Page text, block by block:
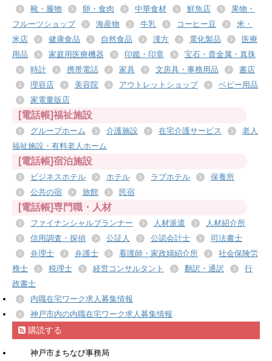
靴・履物
卵・食肉 中華食材 鮮魚店
果物・
フルーツショップ
海産物 牛乳 コーヒー豆
米・
米店
健康食品 自然食品 漢方 電化製品
医療
用品
家庭用医療機器 印鑑・印章
宝石・貴金属・真珠
時計
携帯電話 家具 文房具・事務用品
書店
理容店
美容院 アウトレットショップ
ベビー用品
家電量販店
[電話帳]福祉施設
グループホーム 介護施設 在宅介護サービス
老人
福祉施設・有料老人ホーム
[電話帳]宿泊施設
ビジネスホテル ホテル ラブホテル
保養所
公共の宿
旅館 民宿
[電話帳]専門職・人材
ファイナンシャルプランナー 人材派遣
人材紹介所
信用調査・探偵
公証人 公認会計士
司法書士
弁理士
弁護士 看護師・家政婦紹介所
社会保険労
務士
税理士 経営コンサルタント 翻訳・通訳
行
政書士
内職在宅ワーク求人募集情報
神戸市内の内職在宅ワーク求人募集情報
購読する
神戸市まちなび事務局